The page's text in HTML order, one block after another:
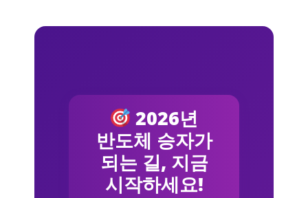
2026년
반도체 승자가
되는 길, 지금
시작하세요!